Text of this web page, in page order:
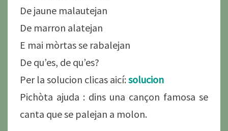
De jaune malautejan
De marron alatejan
E mai mòrtas se rabalejan
De qu’es, de qu’es?
Per la solucion clicas aicí: solucion
Pichòta ajuda : dins una cançon famosa se
canta que se palejan a molon.